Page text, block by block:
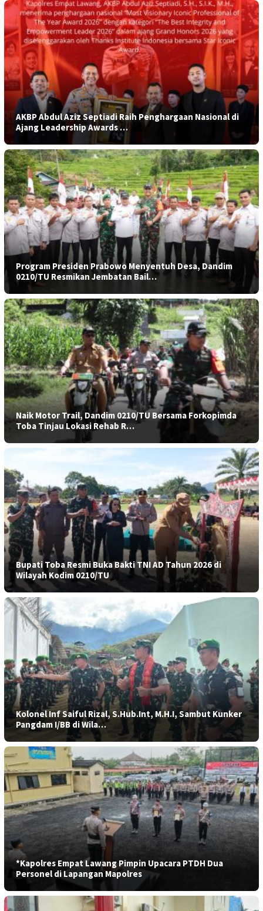
AKBP Abdul Aziz Septiadi Raih Penghargaan Nasional di
Ajang Leadership Awards …
Program Presiden Prabowo Menyentuh Desa, Dandim
0210/TU Resmikan Jembatan Bail…
Naik Motor Trail, Dandim 0210/TU Bersama Forkopimda
Toba Tinjau Lokasi Rehab R…
Bupati Toba Resmi Buka Bakti TNI AD Tahun 2026 di
Wilayah Kodim 0210/TU
Kolonel Inf Saiful Rizal, S.Hub.Int, M.H.I, Sambut Kunker
Pangdam I/BB di Wila…
*Kapolres Empat Lawang Pimpin Upacara PTDH Dua
Personel di Lapangan Mapolres